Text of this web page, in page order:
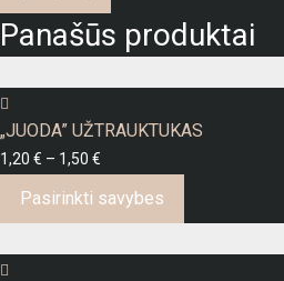
was:
9,50 €.
is:
8,50 €.
Panašūs produktai
„JUODA” UŽTRAUKTUKAS
1,20 € – 1,50 €
range:
1,20 €
through
Pasirinkti savybes
product
has